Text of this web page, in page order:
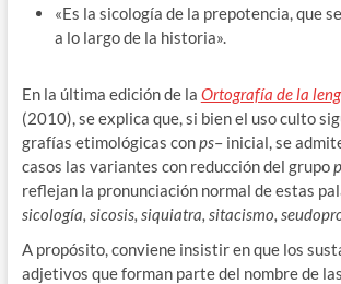
«Es la sicología de la prepotencia, que
a lo largo de la historia».
En la última edición de la Ortografía de la
(2010), se explica que, si bien el uso culto
grafías etimológicas conps– inicial, se
casos las variantes con reducción del grupo
reflejan la pronunciación normal de estas
sicología, sicosis, siquiatra, sitacismo,
A propósito, conviene insistir en que los
adjetivos que forman parte del nombre de